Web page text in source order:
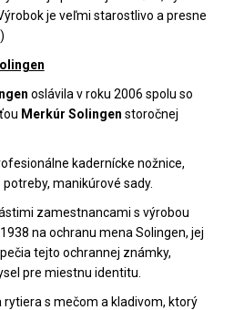
je veľmi starostlivo a presne
oslávila v roku 2006 spolu so
Merkúr Solingen storočnej
kadernícke nožnice,
manikúrové sady.
zamestnancami s výrobou
na ochranu mena Solingen, jej
tejto ochrannej známky,
pre miestnu identitu.
rytiera s mečom a kladivom, ktorý